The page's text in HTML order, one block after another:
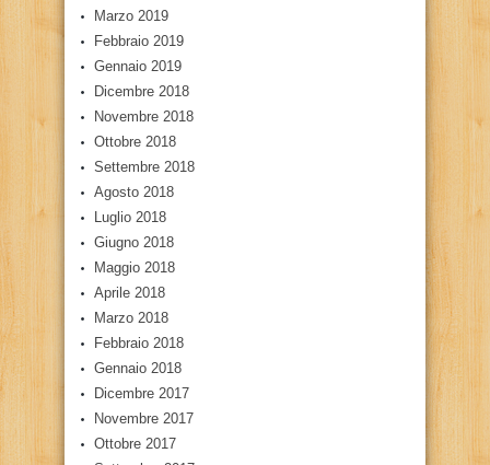
Marzo 2019
Febbraio 2019
Gennaio 2019
Dicembre 2018
Novembre 2018
Ottobre 2018
Settembre 2018
Agosto 2018
Luglio 2018
Giugno 2018
Maggio 2018
Aprile 2018
Marzo 2018
Febbraio 2018
Gennaio 2018
Dicembre 2017
Novembre 2017
Ottobre 2017